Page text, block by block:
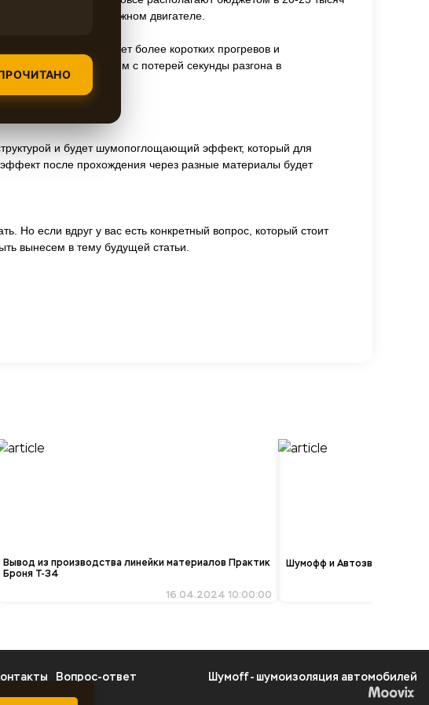
даже на малолитражном двигателе.
и уменьшится, за счет более коротких прогревов и
ценой, несопоставим с потерей секунды разгона в
и будет шумопоглощающий эффект, который для
после прохождения через разные материалы будет
Но если вдруг у вас есть конкретный вопрос, который стоит
вынесем в тему будущей статьи.
Вывод из производства линейки материалов Практик
Броня Т-34
16.04.2024 10:00:00
Шумофф и Автозвук
Вопрос-ответ Шумоff - шумоизоляция автомобилей